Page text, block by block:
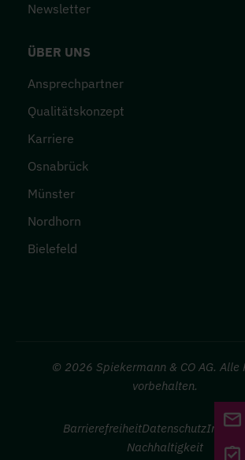
Newsletter
ÜBER UNS
Ansprechpartner
Qualitätskonzept
Karriere
Osnabrück
Münster
Nordhorn
Bielefeld
© 2026 Spiekermann & CO AG. Alle
vorbehalten.
FUSSZEILE SEKUNDÄR
BarrierefreiheitDatenschutz
Nachhaltigkeit